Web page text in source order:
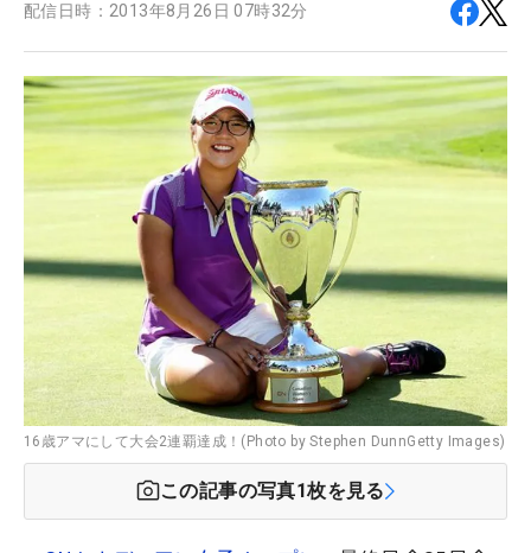
配信日時： 2013年8月26日 07時32分
16歳アマにして大会2連覇達成！(Photo by Stephen DunnGetty Images)
この記事の写真1枚を見る